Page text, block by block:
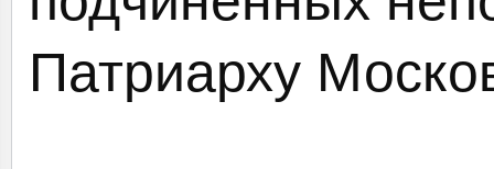
Патриарху